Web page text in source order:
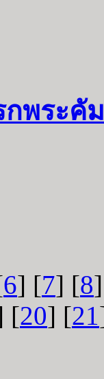
พระคั
6] [7] [8
[20] [21